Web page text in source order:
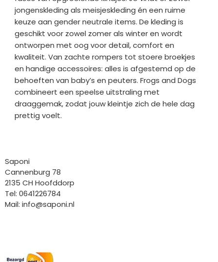
jongenskleding als meisjeskleding én een ruime
keuze aan gender neutrale items. De kleding is
geschikt voor zowel zomer als winter en wordt
ontworpen met oog voor detail, comfort en
kwaliteit. Van zachte rompers tot stoere broekjes
en handige accessoires: alles is afgestemd op de
behoeften van baby’s en peuters. Frogs and Dogs
combineert een speelse uitstraling met
draaggemak, zodat jouw kleintje zich de hele dag
prettig voelt.
Saponi
Cannenburg 78
2135 CH Hoofddorp
Tel: 0641226784
Mail: info@saponi.nl